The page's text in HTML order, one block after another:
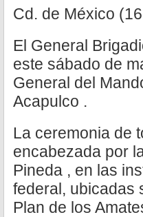
Cd. de México
El General
este sábado de
General del
Acapulco .
La ceremonia de
encabezada por
Pineda , en las
federal, ubicadas
Plan de los